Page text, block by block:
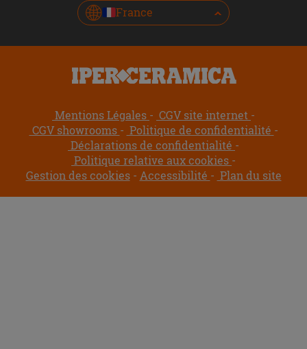
France
Mentions Légales
CGV site internet
CGV showrooms
Politique de confidentialité
Déclarations de confidentialité
Politique relative aux cookies
Gestion des cookies
Accessibilité Plan du site